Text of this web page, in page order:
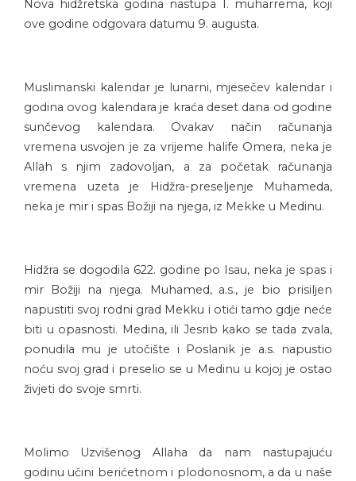
Nova hidžretska godina nastupa 1. muharrema, koji
ove godine odgovara datumu 9. augusta.
Muslimanski kalendar je lunarni, mjesečev kalendar i
godina ovog kalendara je kraća deset dana od godine
sunčevog kalendara. Ovakav način računanja
vremena usvojen je za vrijeme halife Omera, neka je
Allah s njim zadovoljan, a za početak računanja
vremena uzeta je Hidžra-preseljenje Muhameda,
neka je mir i spas Božiji na njega, iz Mekke u Medinu.
Hidžra se dogodila 622. godine po Isau, neka je spas i
mir Božiji na njega. Muhamed, a.s., je bio prisiljen
napustiti svoj rodni grad Mekku i otići tamo gdje neće
biti u opasnosti. Medina, ili Jesrib kako se tada zvala,
ponudila mu je utočište i Poslanik je a.s. napustio
noću svoj grad i preselio se u Medinu u kojoj je ostao
živjeti do svoje smrti.
Molimo Uzvišenog Allaha da nam nastupajuću
godinu učini berićetnom i plodonosnom, a da u naše